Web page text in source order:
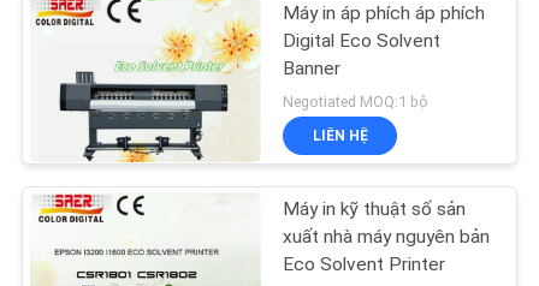
COMPANY
NEWS
Máy dệt lịch
83
Máy in áp phích áp phích
Digital Eco Solvent
Banner
Negotiated MOQ:1 bộ
LIÊN HỆ
Máy in kỹ thuật số sản
xuất nhà máy nguyên bản
Eco Solvent Printer